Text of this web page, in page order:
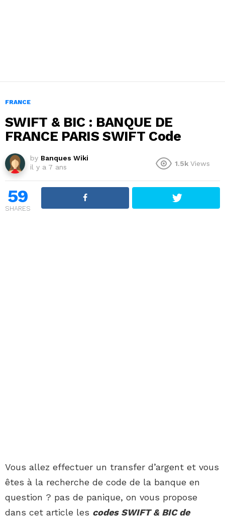
FRANCE
SWIFT & BIC : BANQUE DE
FRANCE PARIS SWIFT Code
by Banques Wiki
il y a 7 ans
1.5k Views
59
SHARES
Vous allez effectuer un transfer d’argent et vous
êtes à la recherche de code de la banque en
question ? pas de panique, on vous propose
dans cet article les codes SWIFT & BIC de